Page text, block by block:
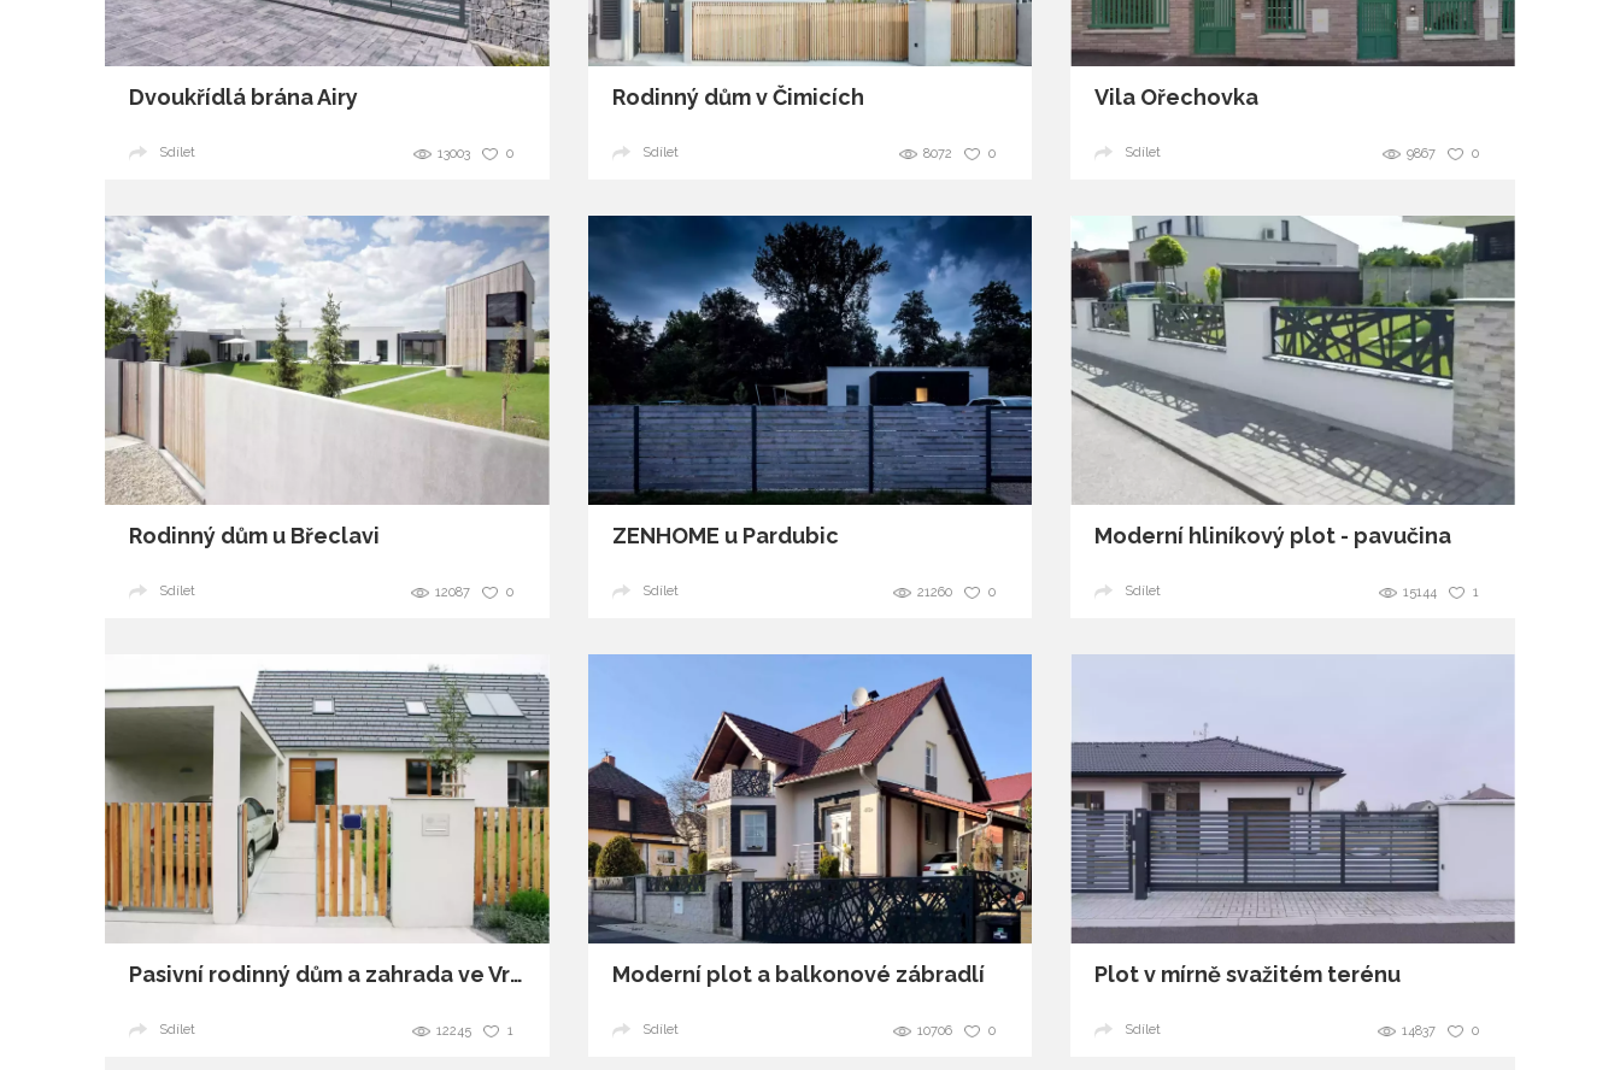
Dvoukřídlá brána Airy
0
13003
Sdílet
Rodinný dům v Čimicích
0
8072
Sdílet
Vila Ořechovka
0
9867
Sdílet
Rodinný dům u Břeclavi
0
12087
Sdílet
ZENHOME u Pardubic
0
21260
Sdílet
Moderní hliníkový plot - pavučina
1
15144
Sdílet
Pasivní rodinný dům a zahrada ve Vraném nad Vltavou
1
12245
Sdílet
Moderní plot a balkonové zábradlí
0
10706
Sdílet
Plot v mírně svažitém terénu
0
14837
Sdílet